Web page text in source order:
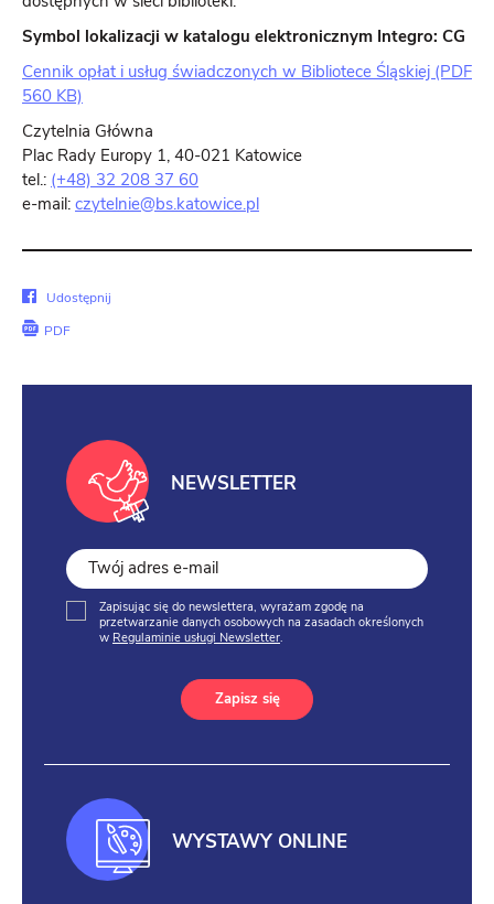
Symbol lokalizacji w katalogu elektronicznym Integro: CG
Cennik opłat i usług świadczonych w Bibliotece Śląskiej (PDF
560 KB)
Czytelnia Główna
Plac Rady Europy 1, 40-021 Katowice
tel.: (+48) 32 208 37 60
e-mail: czytelnie@bs.katowice.pl
Udostępnij
Facebook
Udostępnij
PDF
NEWSLETTER
Zapisując się do newslettera, wyrażam zgodę na
przetwarzanie danych osobowych na zasadach określonych
w Regulaminie usługi Newsletter.
Zapisz się
WYSTAWY ONLINE